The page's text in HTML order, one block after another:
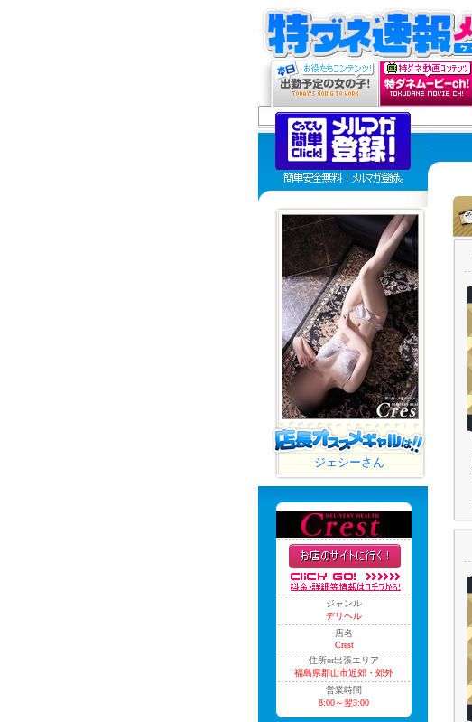
ジェシーさん
ジャンル
デリヘル
店名
Crest
住所or出張エリア
福島県郡山市近郊・郊外
営業時間
8:00～翌3:00